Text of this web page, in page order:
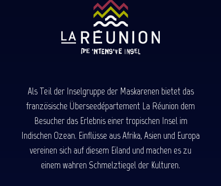
Als Teil der Inselgruppe der Maskarenen bietet das
französische Überseedépartement La Réunion dem
Besucher das Erlebnis einer tropischen Insel im
Indischen Ozean. Einflüsse aus Afrika, Asien und Europa
vereinen sich auf diesem Eiland und machen es zu
einem wahren Schmelztiegel der Kulturen.